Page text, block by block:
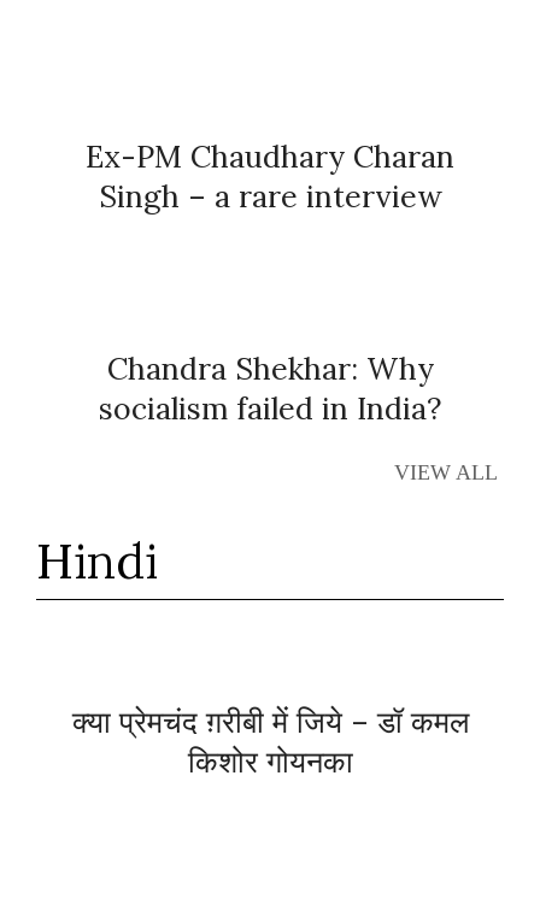
Ex-PM Chaudhary Charan
Singh – a rare interview
Chandra Shekhar: Why
socialism failed in India?
VIEW ALL
Hindi
क्या प्रेमचंद ग़रीबी में जिये – डॉ कमल
किशोर गोयनका